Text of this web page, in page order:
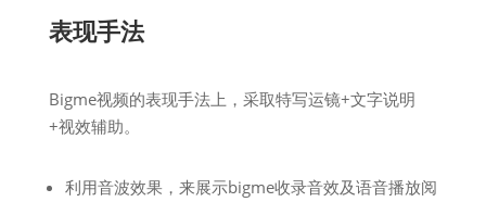
表现手法
Bigme视频的表现手法上，采取特写运镜+文字说明
+视效辅助。
利用音波效果，来展示bigme收录音效及语音播放阅